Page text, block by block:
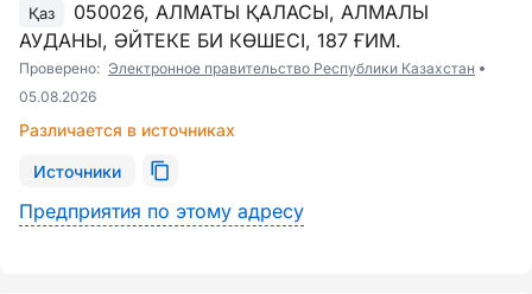
Қаз
050026, АЛМАТЫ ҚАЛАСЫ, АЛМАЛЫ
АУДАНЫ, ӘЙТЕКЕ БИ КӨШЕСІ, 187 ҒИМ.
Проверено: Электронное правительство Республики Казахстан
05.08.2026
Различается в источниках
Источники
Предприятия по этому адресу